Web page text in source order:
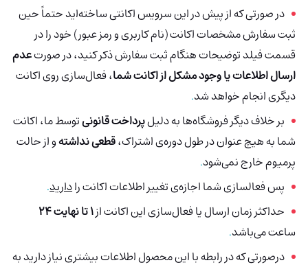
در صورتی که از پیش در این سرویس اکانتی ساخته‌اید حتماً حین
ثبت سفارش مشخصات اکانت (نام کاربری و رمز عبور) خود را در
قسمت فیلد توضیحات هنگام ثبت سفارش ذکر کنید، در صورتعدم
ارسال اطلاعات یا وجود مشکل از اکانت شما، فعال‌سازی روی اکانت
دیگری انجام خواهد شد.
بر خلاف دیگر فروشگاه‌ها به دلیلپرداخت قانونیتوسط ما، اکانت
شما به هیچ عنوان در طول دوره‌ی اشتراک،قطعی نداشتهو از حالت
پرمیوم خارج نمی‌شود.
پس فعالسازی شما اجازه‌ی تغییر اطلاعات اکانت رادارید.
حداکثر زمان ارسال یا فعال‌سازی این اکانت از1 تا نهایت 24
ساعت می‌باشد.
درصورتی‌ که در رابطه با این محصول اطلاعات بیشتری نیاز دارید به